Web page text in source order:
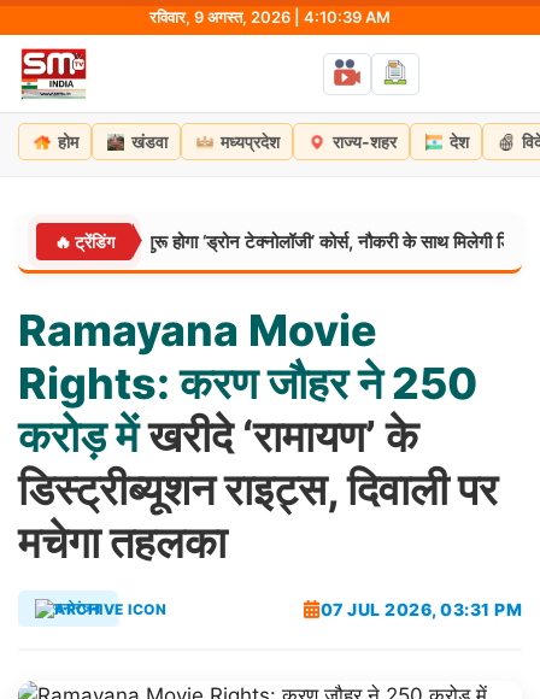
content
रविवार, 9 अगस्त, 2026 | 4:10:40 AM
होम खंडवा मध्यप्रदेश राज्य-शहर देश
🔥 ट्रेंडिंग
के लिए शुरू होगा ‘ड्रोन टेक्नोलॉजी’ कोर्स, नौकरी के साथ मिलेगी डिग्री
Ramayana Movie
Rights: करणजौहरने 250
करोड़मेंखरीदे ‘रामायण’ के
डिस्ट्रीब्यूशन राइट्स, दिवाली पर
मचेगा तहलका
मनोरंजन 07 JUL 2026, 03:31 PM